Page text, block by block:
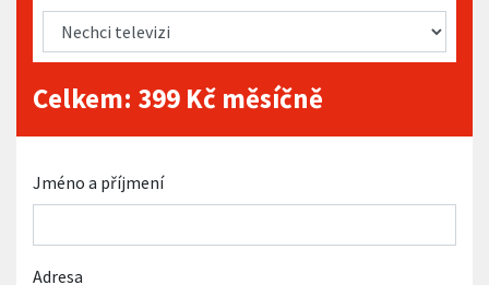
Celkem: 399 Kč měsíčně
Jméno a příjmení
Adresa